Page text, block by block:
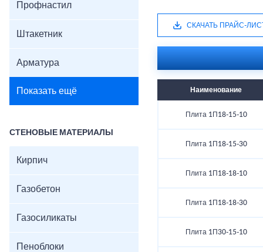
Профнастил
Штакетник
Арматура
Показать ещё
СТЕНОВЫЕ МАТЕРИАЛЫ
Кирпич
Газобетон
Газосиликаты
Пеноблоки
СКАЧАТЬ ПРАЙС-
Наименование
Плита 1П18-15-10
Плита 1П18-15-30
Плита 1П18-18-10
Плита 1П18-18-30
Плита 1П30-15-10